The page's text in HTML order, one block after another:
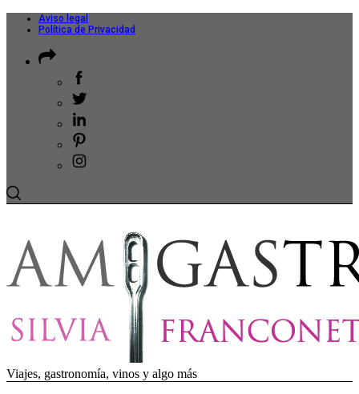
Aviso legal
Política de Privacidad
Viajes, gastronomía, vinos y algo más